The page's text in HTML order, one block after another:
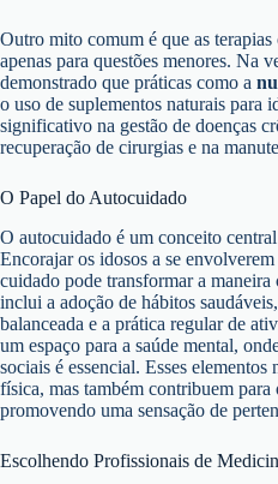
Outro mito comum é que as terapias
apenas para questões menores. Na
demonstrado que práticas como a
o uso de suplementos naturais para
significativo na gestão de doenças
recuperação de cirurgias e na
O Papel do Autocuidado
O autocuidado é um conceito
Encorajar os idosos a se
cuidado pode transformar a
inclui a adoção de hábitos
balanceada e a prática regular de
um espaço para a saúde mental,
sociais é essencial. Esses elementos
física, mas também contribuem para
promovendo uma sensação de
Escolhendo Profissionais de